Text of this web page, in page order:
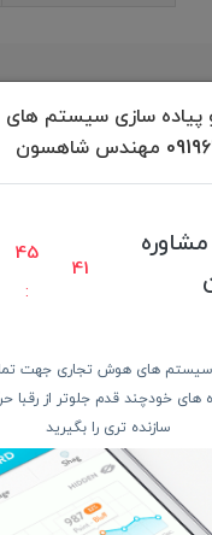
و پیاده سازی سیستم
45
40
سیستم های هوش تجاری جهت
های خودچند قدم جلوتر از رقبا
سازنده تری را بگیرید